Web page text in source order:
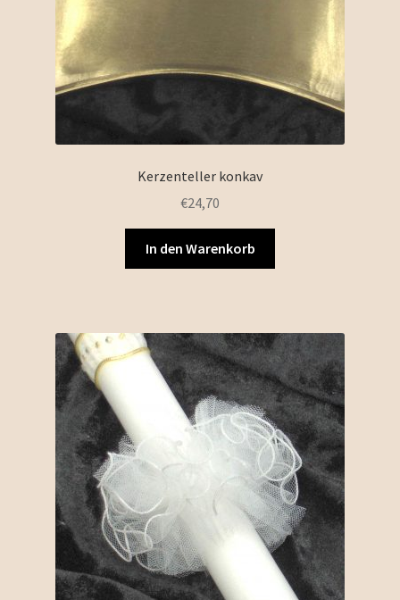
Kerzenteller konkav
€24,70
In den Warenkorb